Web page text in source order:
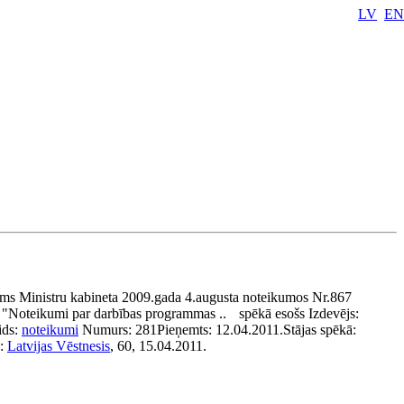
LV EN
Ministru kabineta 2009.gada 4.augusta noteikumos Nr.867
"Noteikumi par darbības programmas ..
spēkā esošs Izdevējs:
noteikumi Numurs: 281Pieņemts: 12.04.2011.Stājas spēkā:
Latvijas Vēstnesis, 60, 15.04.2011.